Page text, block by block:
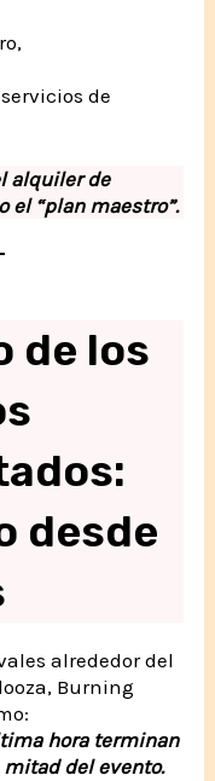
de
alquiler de
el “plan maestro”.
de los
desde
alrededor del
Burning
hora terminan
del evento.